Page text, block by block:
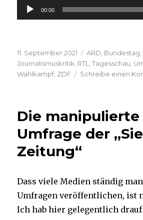
Audio-
Player
00:00
Veröffentlicht
am
11. September 2021 Kategorien
ARD Bundestag
Journalismuskritik RTL ,Tagesschau
Wahlkampf, ZDF Schreibe einen
Die manipulierte
Umfrage der
Zeitung“
Dass viele Medien ständig
Umfragen veröffentlichen, ist
Ich hab hier gelegentlich